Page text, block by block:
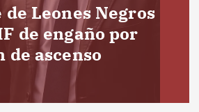
Leones Negros
de engaño por
de ascenso